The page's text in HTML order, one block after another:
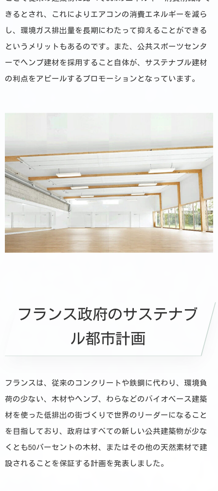
きるとされ、これによりエアコンの消費エネルギーを減ら
し、環境ガス排出量を長期にわたって抑えることができる
というメリットもあるのです。また、公共スポーツセンタ
ーでヘンプ建材を採用すること自体が、サステナブル建材
の利点をアピールするプロモーションとなっています。
フランス政府のサステナブ
ル都市計画
フランスは、従来のコンクリートや鉄鋼に代わり、環境負
荷の少ない、木材やヘンプ、わらなどのバイオベース建築
材を使った低排出の街づくりで世界のリーダーになること
を目指しており、政府はすべての新しい公共建築物が少な
くとも50パーセントの木材、またはその他の天然素材で建
設されることを保証する計画を発表しました。